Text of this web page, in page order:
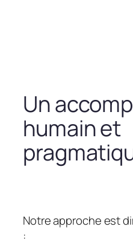
Un
humain et
Notre approche est
: